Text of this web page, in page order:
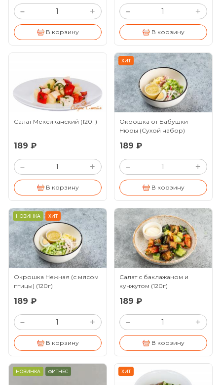
– +
В корзину
– +
В корзину
Салат Мексиканский (120г)
189 ₽
– +
В корзину
ХИТ
Окрошка от Бабушки
Нюры (Сухой набор)
189 ₽
– +
В корзину
НОВИНКА ХИТ
Окрошка Нежная (с мясом
птицы) (120г)
189 ₽
– +
В корзину
Салат с баклажаном и
кунжутом (120г)
189 ₽
– +
В корзину
НОВИНКА ФИТНЕС ХИТ